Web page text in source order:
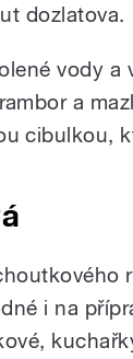
dozlatova.
vody a
a
cibulkou,
i na